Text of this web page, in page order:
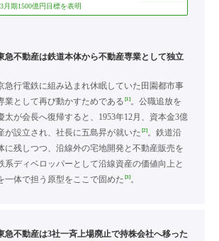
月期1500億円目標を表明
急不動産は鉄道本体から不動産専業として独立
急行電鉄に組み込まれ休眠していた田園都市事
業として再び動かすためである [1]。公職追放を
太が会長へ復帰すると、1953年12月、資本金3億
が設立され、社長に五島昇が就いた [2]。鉄道沿
に残しつつ、沿線外の宅地開発と不動産販売を
系ディベロッパーとして沿線資産の価値向上と
一体で担う原型をここで固めた [3]。
急不動産は3社一斉上場廃止で持株会社へ移った